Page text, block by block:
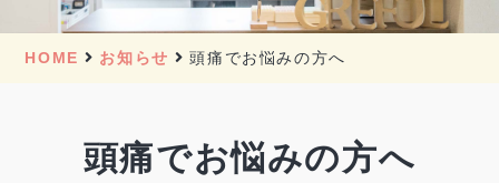
HOME お知らせ 頭痛でお悩みの方へ
頭痛でお悩みの方へ